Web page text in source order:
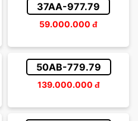
37AA-977.79
59.000.000 đ
50AB-779.79
139.000.000 đ